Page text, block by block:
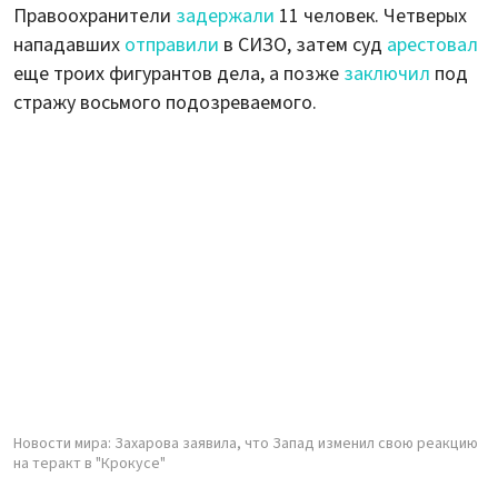
Правоохранители задержали 11 человек. Четверых
нападавших отправили в СИЗО, затем суд арестовал
еще троих фигурантов дела, а позже заключил под
стражу восьмого подозреваемого.
Новости мира: Захарова заявила, что Запад изменил свою реакцию
на теракт в "Крокусе"